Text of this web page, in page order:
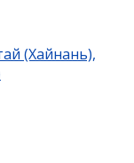
(Хайнань),